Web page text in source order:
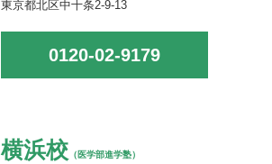
東京都北区中十条2-9-13
0120-02-9179
横浜校 （医学部進学塾）